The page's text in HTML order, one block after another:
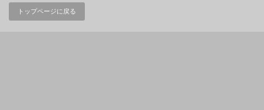
トップページに戻る